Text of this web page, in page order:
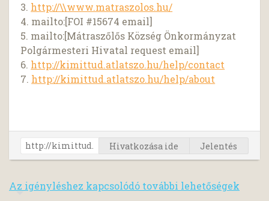
3. http://\\www.matraszolos.hu/
4. mailto:[FOI #15674 email]
5. mailto:[Mátraszőlős Község Önkormányzat
Polgármesteri Hivatal request email]
6. http://kimittud.atlatszo.hu/help/contact
7. http://kimittud.atlatszo.hu/help/about
Hivatkozása ide Jelentés
Az igényléshez kapcsolódó további lehetőségek